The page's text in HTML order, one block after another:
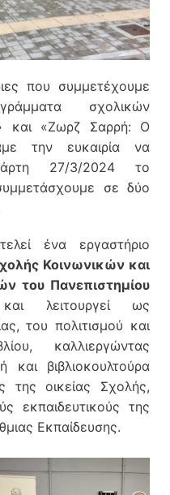
που συμμετέχουμε
σχολικών
και «Ζωρζ Σαρρή: Ο
την ευκαιρία να
27/3/2024 το
σε δύο
ένα εργαστήριο
Κοινωνικών και
του Πανεπιστημίου
λειτουργεί ως
του πολιτισμού και
καλλιεργώντας
και βιβλιοκουλτούρα
της οικείας Σχολής,
εκπαιδευτικούς της
Εκπαίδευσης.